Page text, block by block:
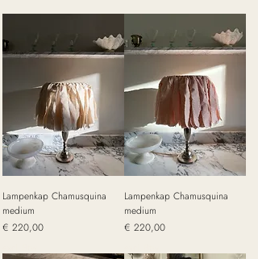
Lampenkap Chamusquina
medium
Prijs
€ 220,00
Lampenkap Chamusquina
medium
Prijs
€ 220,00